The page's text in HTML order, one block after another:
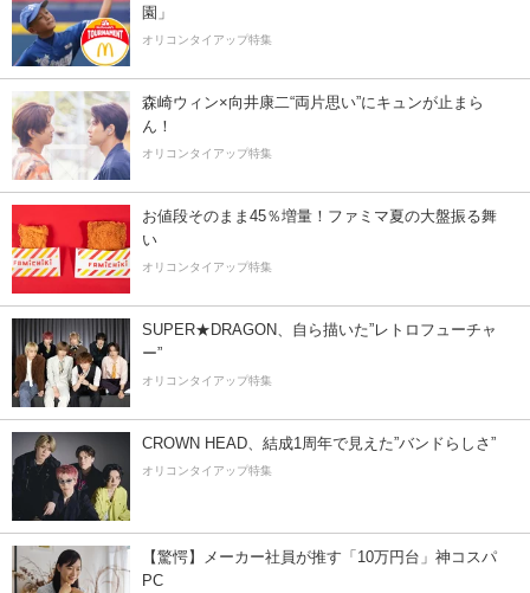
園」
オリコンタイアップ特集
森崎ウィン×向井康二“両片思い”にキュンが止まら
ん！
オリコンタイアップ特集
お値段そのまま45％増量！ファミマ夏の大盤振る舞
い
オリコンタイアップ特集
SUPER★DRAGON、自ら描いた”レトロフューチャ
ー”
オリコンタイアップ特集
CROWN HEAD、結成1周年で見えた”バンドらしさ”
オリコンタイアップ特集
【驚愕】メーカー社員が推す「10万円台」神コスパ
PC